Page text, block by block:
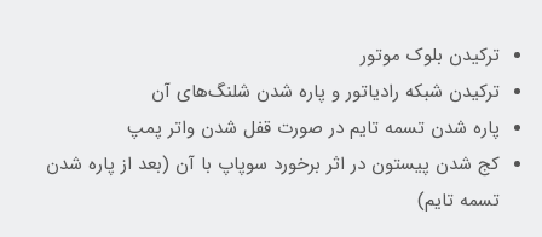
ترکیدن بلوک موتور
ترکیدن شبکه رادیاتور و پاره شدن شلنگ‌های آن
پاره شدن تسمه‌ تایم در صورت قفل شدن واتر پمپ
کج شدن پیستون در اثر برخورد سوپاپ با آن (بعد از پاره شدن
تسمه تایم)